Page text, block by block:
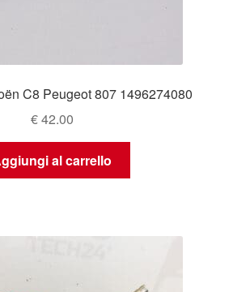
C8 Peugeot 807 1496274080
€42.00
al carrello